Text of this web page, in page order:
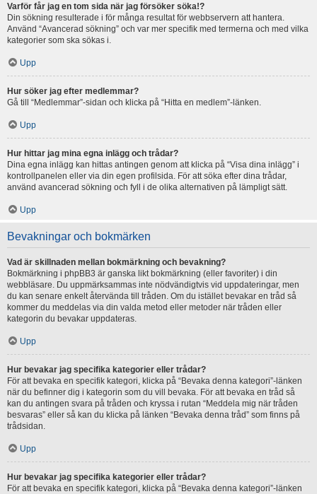
Varför får jag en tom sida när jag försöker söka!?
Din sökning resulterade i för många resultat för webbservern att hantera.
Använd “Avancerad sökning” och var mer specifik med termerna och med vilka
kategorier som ska sökas i.
Upp
Hur söker jag efter medlemmar?
Gå till “Medlemmar”-sidan och klicka på “Hitta en medlem”-länken.
Upp
Hur hittar jag mina egna inlägg och trådar?
Dina egna inlägg kan hittas antingen genom att klicka på “Visa dina inlägg” i
kontrollpanelen eller via din egen profilsida. För att söka efter dina trådar,
använd avancerad sökning och fyll i de olika alternativen på lämpligt sätt.
Upp
Bevakningar och bokmärken
Vad är skillnaden mellan bokmärkning och bevakning?
Bokmärkning i phpBB3 är ganska likt bokmärkning (eller favoriter) i din
webbläsare. Du uppmärksammas inte nödvändigtvis vid uppdateringar, men
du kan senare enkelt återvända till tråden. Om du istället bevakar en tråd så
kommer du meddelas via din valda metod eller metoder när tråden eller
kategorin du bevakar uppdateras.
Upp
Hur bevakar jag specifika kategorier eller trådar?
För att bevaka en specifik kategori, klicka på “Bevaka denna kategori”-länken
när du befinner dig i kategorin som du vill bevaka. För att bevaka en tråd så
kan du antingen svara på tråden och kryssa i rutan “Meddela mig när tråden
besvaras” eller så kan du klicka på länken “Bevaka denna tråd” som finns på
trådsidan.
Upp
Hur bevakar jag specifika kategorier eller trådar?
För att bevaka en specifik kategori, klicka på “Bevaka denna kategori”-länken